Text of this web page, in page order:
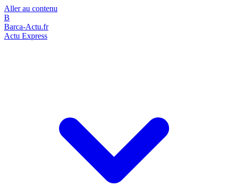
Aller au contenu
B
Barca-Actu.fr
Actu Express